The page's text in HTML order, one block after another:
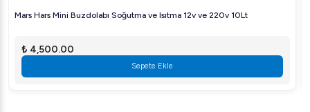
Mars Hars Mini Buzdolabı Soğutma ve Isıtma 12v ve 220v 10Lt
₺ 4,500.00
Sepete Ekle